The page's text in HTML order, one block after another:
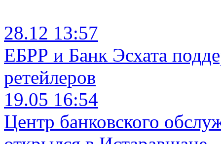
28.12 13:57
ЕБРР и Банк Эсхата
ретейлеров
19.05 16:54
Центр банковского